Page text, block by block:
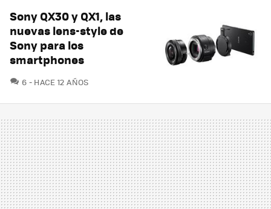
Sony QX30 y QX1, las
nuevas lens-style de
Sony para los
smartphones
6 COMENTARIOS
HACE 12 AÑOS